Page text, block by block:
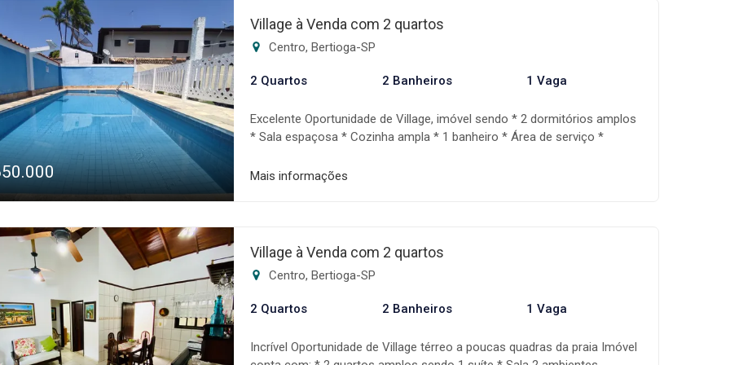
altamente qualificada, além de um sistema de gestão que acompanha
toda a fase de negociação, auxiliando assim na realização do seu
sonho! Os valores, condições e disponibilidade dos imóveis estão
Village à Venda com 2 quartos
Centro, Bertioga-SP
2 Quartos 2 Banheiros 1 Vaga
Excelente Oportunidade de Village, imóvel sendo * 2 dormitórios amplos
* Sala espaçosa * Cozinha ampla * 1 banheiro * Área de serviço *
imóveis é uma empresa especializada na comercialização de imóveis,
imóveis estão sujeitos a alteração sem aviso prévio.
Mais informações
Village à Venda com 2 quartos
Centro, Bertioga-SP
2 Quartos 2 Banheiros 1 Vaga
Incrível Oportunidade de Village térreo a poucas quadras da praia Imóvel